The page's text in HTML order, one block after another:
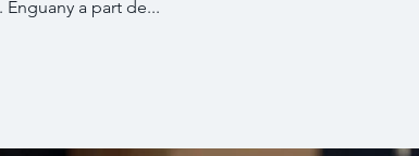
a part de...